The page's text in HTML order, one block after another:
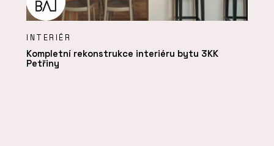
INTERIÉR
Kompletní rekonstrukce interiéru bytu 3KK
Petřiny